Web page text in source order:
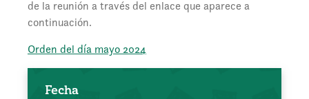
de la reunión a través del enlace que aparece a
continuación.
Orden del día mayo 2024
Fecha